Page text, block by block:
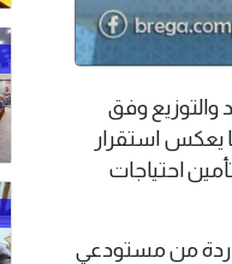
والتوزيع وفق
يعكس استقرار
احتياجات
من مستودعي